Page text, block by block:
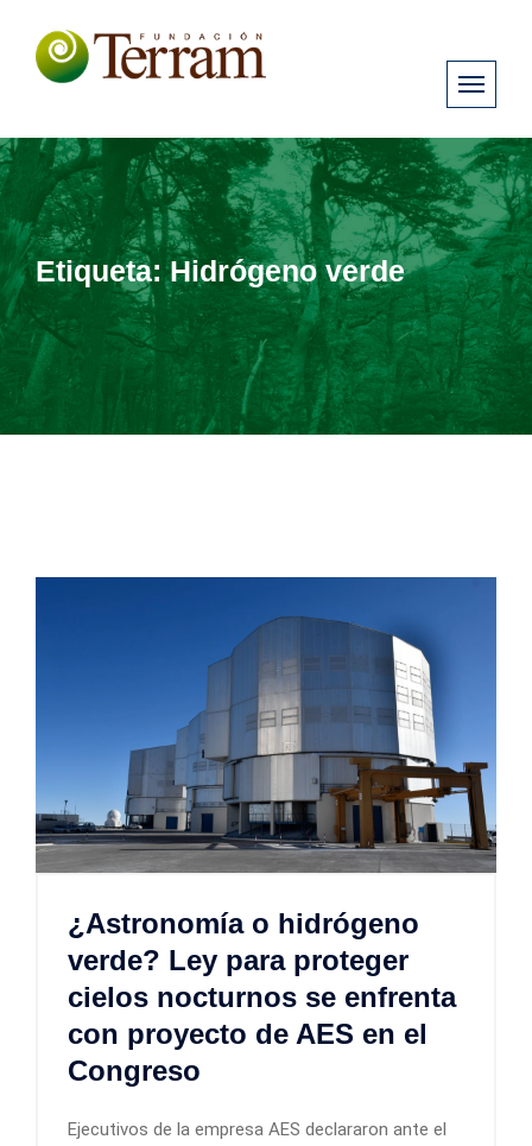
Etiqueta:Hidrógeno verde
¿Astronomía o hidrógeno
verde? Ley para proteger
cielos nocturnos se enfrenta
con proyecto de AES en el
Congreso
Ejecutivos de la empresa AES declararon ante el